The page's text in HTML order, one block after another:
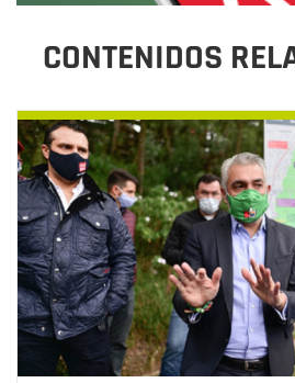
CONTENIDOS